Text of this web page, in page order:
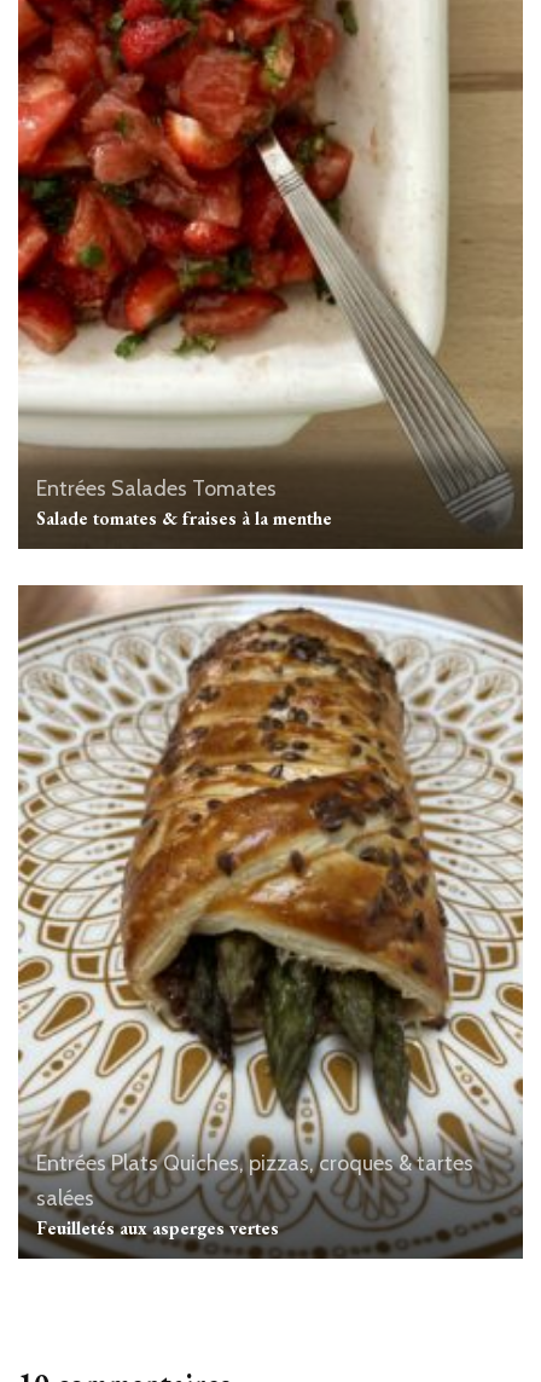
Entrées Salades Tomates
Salade tomates & fraises à la menthe
EntréesPlatsQuiches, pizzas, croques & tartes
salées
Feuilletés aux asperges vertes